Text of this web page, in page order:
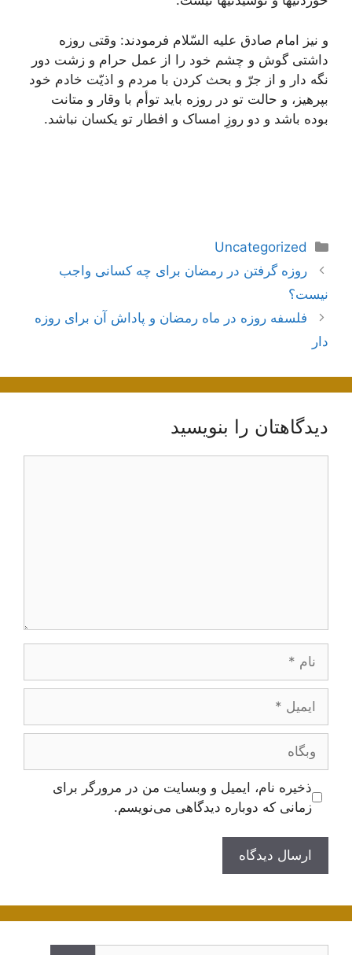
و نیز امام صادق علیه السّلام فرمودند: وقتی روزه
داشتی گوش و چشم خود را از عمل حرام و زشت دور
نگه دار و از جرّ و بحث کردن با مردم و اذیّت خادم خود
بپرهیز، و حالت تو در روزه باید توأم با وقار و متانت
بوده باشد و دو روزِ امساک و افطار تو یکسان نباشد.
دسته‌ها
Uncategorized
ناوبری
نوشته‌ها
روزه گرفتن در رمضان برای چه کسانی واجب
نیست؟
فلسفه روزه در ماه رمضان و پاداش آن برای روزه
دار
دیدگاهتان را بنویسید
وبگاه
ذخیره نام، ایمیل و وبسایت من در مرورگر برای
زمانی که دوباره دیدگاهی می‌نویسم.